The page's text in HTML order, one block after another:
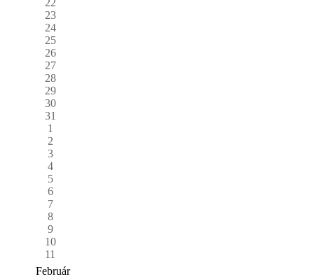
23
24
25
26
27
28
29
30
31
1
2
3
4
5
6
7
8
9
10
11
Február